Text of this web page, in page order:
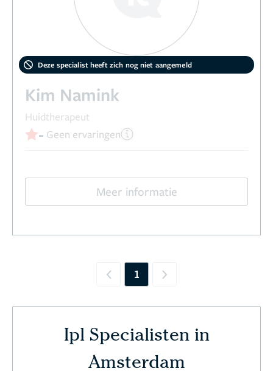
Deze specialist heeft zich nog niet aangemeld
Kim Namink
Huidtherapeut
- Geen ervaringen
Meer informatie
Previous
1 Next
Ipl Specialisten in
Amsterdam